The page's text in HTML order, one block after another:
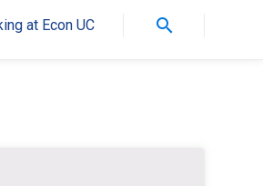
at Econ UC search